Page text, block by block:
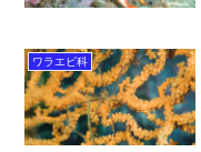
ワラエビ科